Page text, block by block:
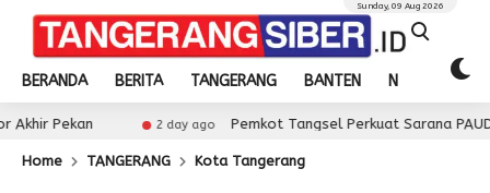
BERANDA BERITA TANGERANG BANTEN NASIONAL
Sunday, 09 Aug 2026
2 day ago Pemkot Tangsel Perkuat Sarana PAUD, Dorong
Home TANGERANG Kota Tangerang